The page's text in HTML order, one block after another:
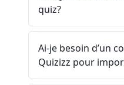
quiz?
Ai-je besoin d’un
Quizizz pour